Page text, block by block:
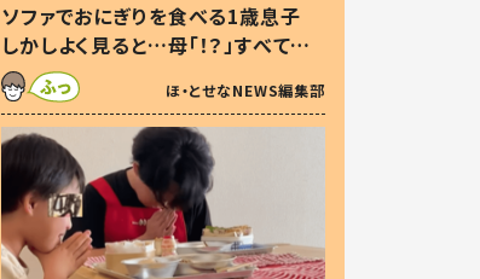
ソファでおにぎりを食べる1歳息子
しかしよく見ると…母「！？」すべてを
察した母の投稿に「可愛いから許
す！」「現行犯〜」
ほ・とせなNEWS編集部